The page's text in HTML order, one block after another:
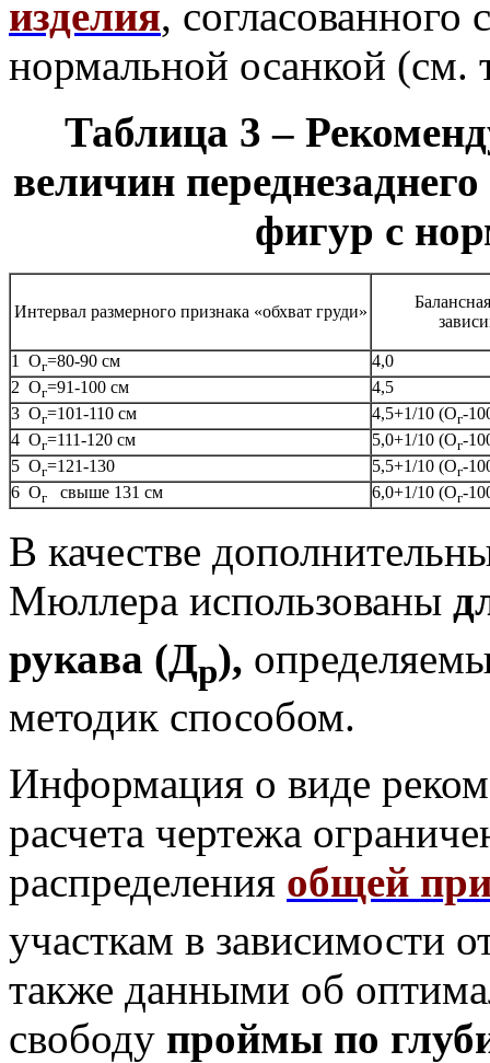
изделия,
нормальной осанкой (см.
Таблица 3 –
величин
фигур с
Интервал размерного признака «обхват груди»
1 Ог=80-90 см
4,0
2 Ог=91-100 см
4,5
3 Ог=101-110 см 4,5+1/10 (Ог-
4 Ог=111-120 см 5,0+1/10 (Ог-
5 Ог=121-130 5,5+1/10 (Ог-
6 Ог свыше 131 см 6,0+1/10 (Ог-
В качестве
Мюллера использованы
рукава (Др),
методик способом.
Информация о виде
расчета чертежа
распределения общей
участкам в зависимости
также данными об
свободу проймы по